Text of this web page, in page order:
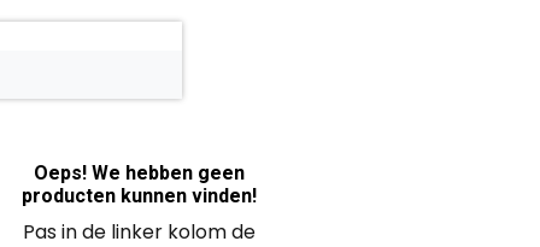
Oeps! We hebben geen
producten kunnen vinden!
Pas in de linker kolom de